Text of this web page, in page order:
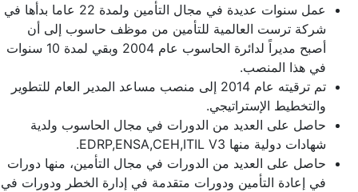
عمل سنوات عديدة في مجال التأمين ولمدة 22 عاما بدأها في
شركة ترست العالمية للتأمين من موظف حاسوب إلى أن
أصبح مديراً لدائرة الحاسوب عام 2004 وبقي لمدة 10 سنوات
في هذا المنصب.
تم ترقيته عام 2014 إلى منصب مساعد المدير العام للتطوير
والتخطيط الإستراتيجي.
حاصل على العديد من الدورات في مجال الحاسوب ولدية
شهادات دولية منها EDRP,ENSA,CEH,ITIL V3.
حاصل على العديد من الدورات في مجال التأمين، منها دورات
في إعادة التأمين ودورات متقدمة في إدارة الخطر ودورات في